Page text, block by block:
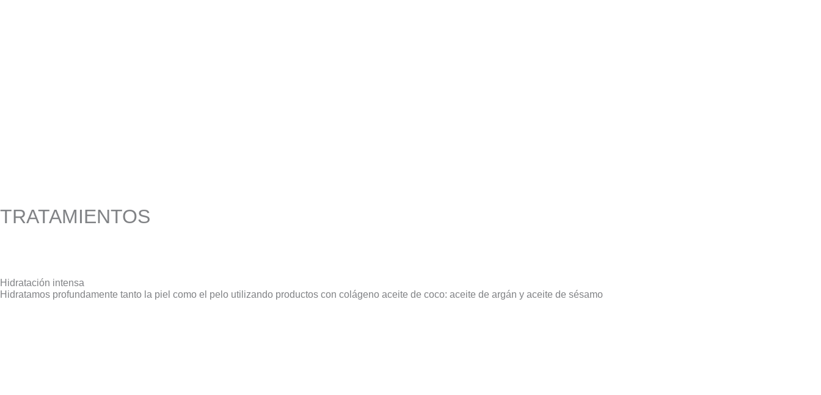
TRATAMIENTOS
Hidratación intensa
Hidratamos profundamente tanto la piel como el pelo utilizando productos con colágeno aceite de coco: aceite de argán y aceite de sésamo